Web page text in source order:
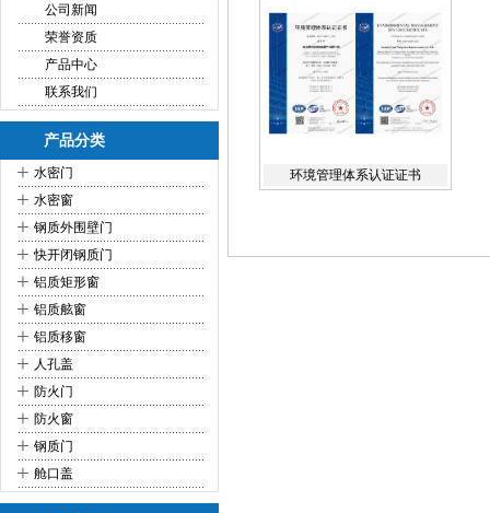
公司新闻
荣誉资质
产品中心
联系我们
产品分类
+ 水密门
+ 水密窗
+ 钢质外围壁门
+ 快开闭钢质门
+ 铝质矩形窗
+ 铝质舷窗
+ 铝质移窗
+ 人孔盖
+ 防火门
+ 防火窗
+ 钢质门
+ 舱口盖
环境管理体系认证证书